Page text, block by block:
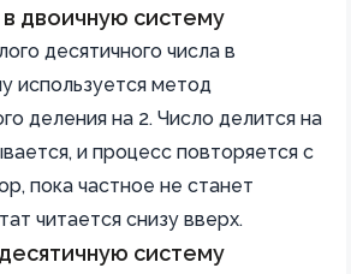
двоичную систему
десятичного числа в
используется метод
деления на 2. Число делится на
и процесс повторяется с
пока частное не станет
читается снизу вверх.
систему